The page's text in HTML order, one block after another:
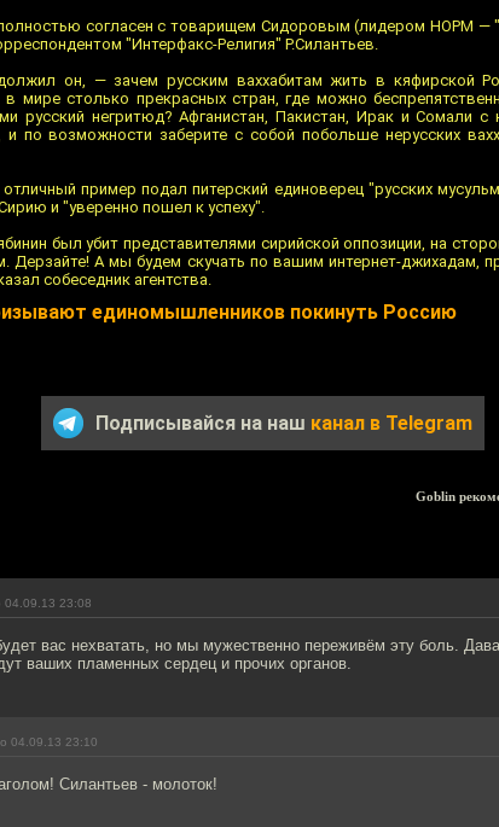
полностью согласен с товарищем Сидоровым (лидером НОРМ
"Интерфакс-Религия" Р.Силантьев.
он, — зачем русским ваххабитам жить в кяфирской
в мире столько прекрасных стран, где можно
русский негритюд? Афганистан, Пакистан, Ирак и Сомали с
и по возможности заберите с собой побольше нерусских
пример подал питерский единоверец "русских
и "уверенно пошел к успеху".
был убит представителями сирийской оппозиции, на
Дерзайте! А мы будем скучать по вашим интернет-джихадам,
собеседник агентства.
единомышленников покинуть Россию
Подписывайся на наш канал в Telegram
Goblin
04.09.13 23:08
вас нехватать, но мы мужественно переживём эту боль.
ваших пламенных сердец и прочих органов.
04.09.13 23:10
Силантьев - молоток!